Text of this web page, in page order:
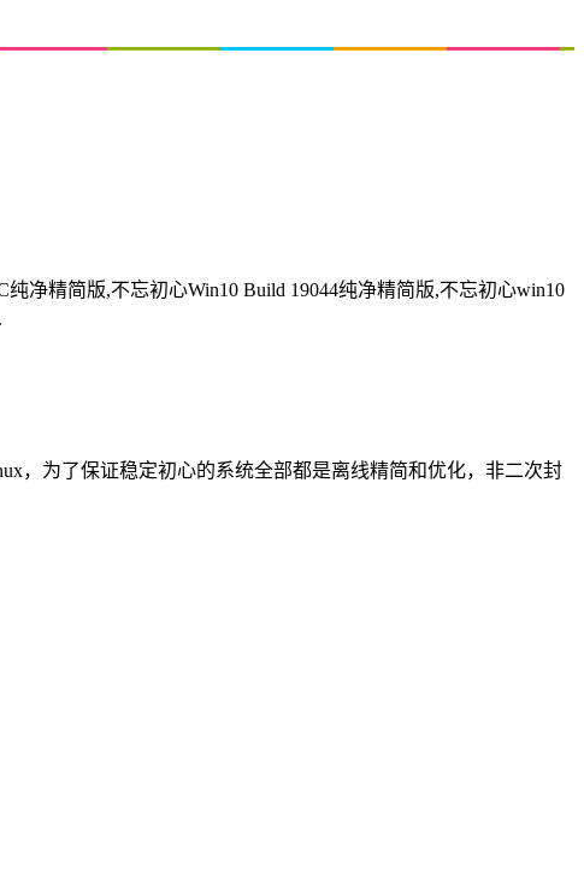
净精简版,不忘初心Win10 Build 19044纯净精简版,不忘初心win10
，为了保证稳定初心的系统全部都是离线精简和优化，非二次封